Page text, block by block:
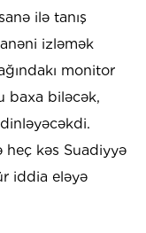
ilə tanış
izləmək
monitor
baxa biləcək,
heç kəs Suadiyyə
iddia eləyə